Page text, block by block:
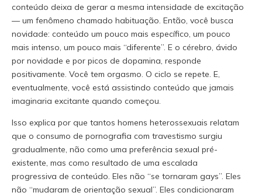
conteúdo deixa de gerar a mesma intensidade de excitação
— um fenômeno chamado habituação. Então, você busca
novidade: conteúdo um pouco mais específico, um pouco
mais intenso, um pouco mais “diferente”. E o cérebro, ávido
por novidade e por picos de dopamina, responde
positivamente. Você tem orgasmo. O ciclo se repete. E,
eventualmente, você está assistindo conteúdo que jamais
imaginaria excitante quando começou.
Isso explica por que tantos homens heterossexuais relatam
que o consumo de pornografia com travestismo surgiu
gradualmente, não como uma preferência sexual pré-
existente, mas como resultado de uma escalada
progressiva de conteúdo. Eles não “se tornaram gays”. Eles
não “mudaram de orientação sexual”. Eles condicionaram